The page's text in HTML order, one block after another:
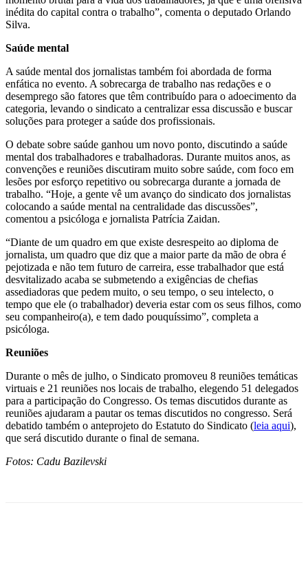
inédita do capital contra o trabalho”, comenta o deputado Orlando
Silva.
Saúde mental
A saúde mental dos jornalistas também foi abordada de forma
enfática no evento. A sobrecarga de trabalho nas redações e o
desemprego são fatores que têm contribuído para o adoecimento da
categoria, levando o sindicato a centralizar essa discussão e buscar
soluções para proteger a saúde dos profissionais.
O debate sobre saúde ganhou um novo ponto, discutindo a saúde
mental dos trabalhadores e trabalhadoras. Durante muitos anos, as
convenções e reuniões discutiram muito sobre saúde, com foco em
lesões por esforço repetitivo ou sobrecarga durante a jornada de
trabalho. “Hoje, a gente vê um avanço do sindicato dos jornalistas
colocando a saúde mental na centralidade das discussões”,
comentou a psicóloga e jornalista Patrícia Zaidan.
“Diante de um quadro em que existe desrespeito ao diploma de
jornalista, um quadro que diz que a maior parte da mão de obra é
pejotizada e não tem futuro de carreira, esse trabalhador que está
desvitalizado acaba se submetendo a exigências de chefias
assediadoras que pedem muito, o seu tempo, o seu intelecto, o
tempo que ele (o trabalhador) deveria estar com os seus filhos, como
seu companheiro(a), e tem dado pouquíssimo”, completa a
psicóloga.
Reuniões
Durante o mês de julho, o Sindicato promoveu 8 reuniões temáticas
virtuais e 21 reuniões nos locais de trabalho, elegendo 51 delegados
para a participação do Congresso. Os temas discutidos durante as
reuniões ajudaram a pautar os temas discutidos no congresso. Será
debatido também o anteprojeto do Estatuto do Sindicato (leia aqui),
que será discutido durante o final de semana.
Fotos: Cadu Bazilevski